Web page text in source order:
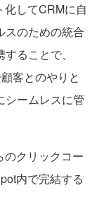
してCRMに自
スのための統合
ることで、
客とのやりと
シームレスに管
クリックコー
内で完結する